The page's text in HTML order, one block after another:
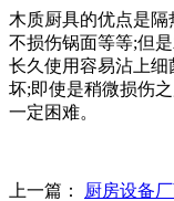
木质厨具的优点是隔
不损伤锅面等等;但
长久使用容易沾上
坏;即使是稍微损伤
一定困难。
上一篇：
厨房设备